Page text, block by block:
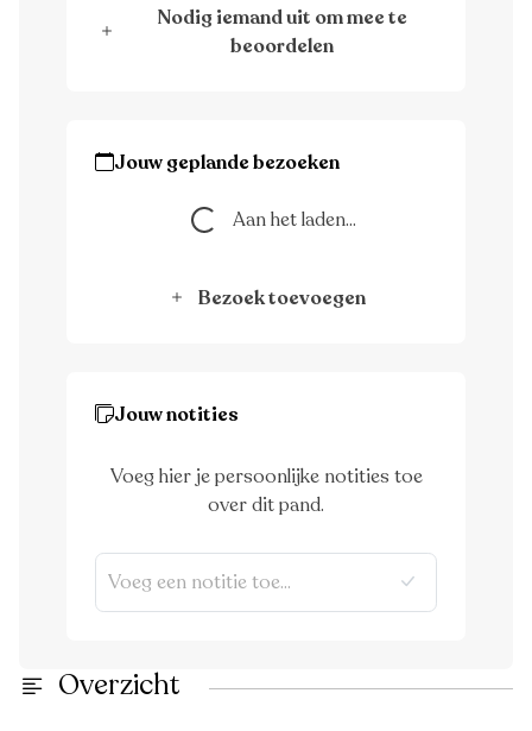
Nodig iemand uit om mee te
beoordelen
Jouw geplande bezoeken
Aan het laden... Aan het laden...
Bezoek toevoegen
Jouw notities
Voeg hier je persoonlijke notities toe
over dit pand.
Overzicht